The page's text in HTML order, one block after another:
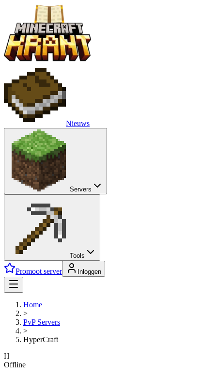
Nieuws
Servers
Tools
Promoot server Inloggen
Home
>
PvPServers
>
HyperCraft
H
Offline